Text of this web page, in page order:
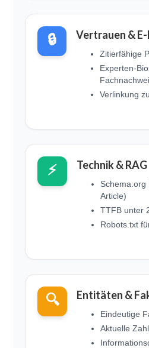
🔒 Vertrauen & E-
Zitierfähige
Experten-
Verlinkung
⚡ Technik & RAG
Schema.org
Article)
TTFB unter
Robots.txt
🔍 Entitäten &
Eindeutige
Aktuelle